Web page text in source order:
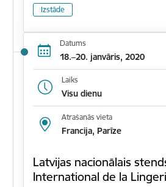
Izstāde
Datums
18.–20. janvāris, 2020
Laiks
Visu dienu
Atrašanās vieta
Francija, Parīze
Latvijas nacionālais
International de la